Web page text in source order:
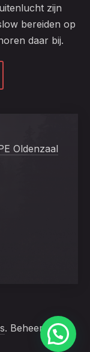
zijn
bereiden op
daar bij.
Oldenzaal
. Beheer